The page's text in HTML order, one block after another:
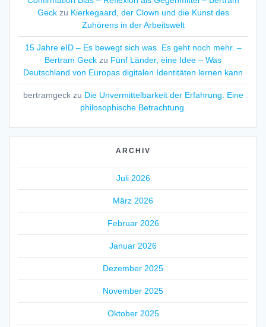
Geckzu Kierkegaard, der Clown und die Kunst des
Zuhörens in der Arbeitswelt
15 Jahre eID – Es bewegt sich was. Es geht noch mehr. –
Bertram Geck zu Fünf Länder, eine Idee – Was
Deutschland von Europas digitalen Identitäten lernen kann
bertramgeckzu Die Unvermittelbarkeit der Erfahrung: Eine
philosophische Betrachtung.
ARCHIV
Juli 2026
März 2026
Februar 2026
Januar 2026
Dezember 2025
November 2025
Oktober 2025